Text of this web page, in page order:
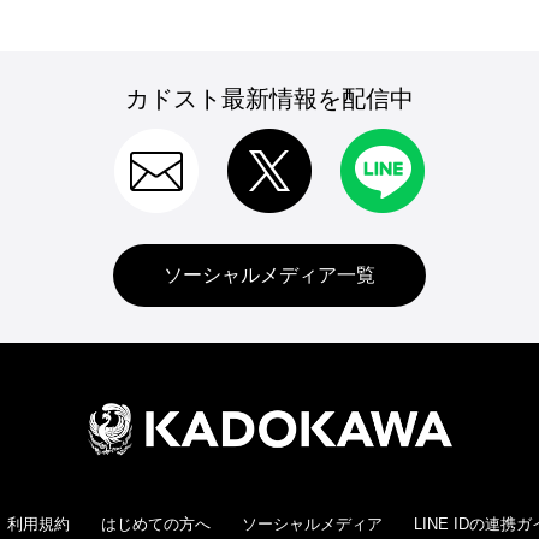
カドスト最新情報を配信中
ソーシャルメディア一覧
利用規約 はじめての方へ ソーシャルメディア LINE IDの連携ガ